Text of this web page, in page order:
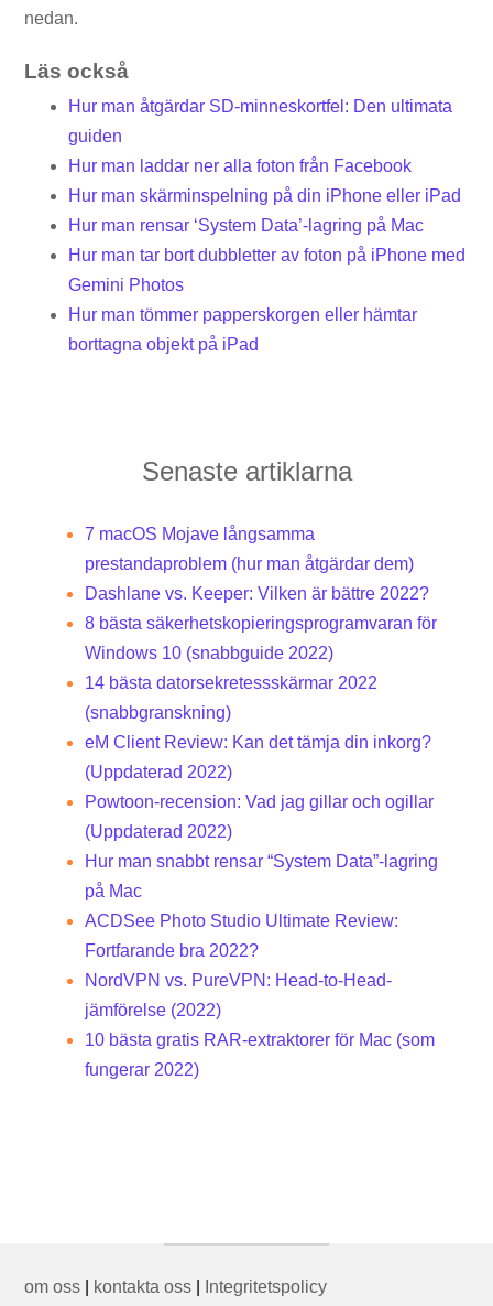
nedan.
Läs också
Hur man åtgärdar SD-minneskortfel: Den ultimata
guiden
Hur man laddar ner alla foton från Facebook
Hur man skärminspelning på din iPhone eller iPad
Hur man rensar ‘System Data’-lagring på Mac
Hur man tar bort dubbletter av foton på iPhone med
Gemini Photos
Hur man tömmer papperskorgen eller hämtar
borttagna objekt på iPad
Senaste artiklarna
7 macOS Mojave långsamma
prestandaproblem (hur man åtgärdar dem)
Dashlane vs. Keeper: Vilken är bättre 2022?
8 bästa säkerhetskopieringsprogramvaran för
Windows 10 (snabbguide 2022)
14 bästa datorsekretessskärmar 2022
(snabbgranskning)
eM Client Review: Kan det tämja din inkorg?
(Uppdaterad 2022)
Powtoon-recension: Vad jag gillar och ogillar
(Uppdaterad 2022)
Hur man snabbt rensar “System Data”-lagring
på Mac
ACDSee Photo Studio Ultimate Review:
Fortfarande bra 2022?
NordVPN vs. PureVPN: Head-to-Head-
jämförelse (2022)
10 bästa gratis RAR-extraktorer för Mac (som
fungerar 2022)
om oss kontakta oss
Integritetspolicy